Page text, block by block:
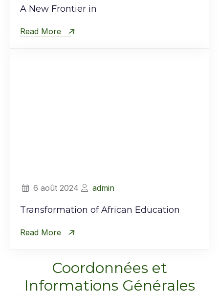
A New Frontier in
Read More
6 août 2024 admin
Transformation of African Education
Read More
Coordonnées et
Informations Générales